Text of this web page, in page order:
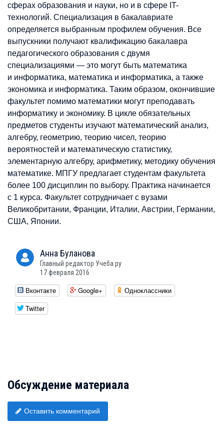
сферах образования и науки, но и в сфере IT-
технологий. Специализация в бакалавриате
определяется выбранным профилем обучения. Все
выпускники получают квалификацию бакалавра
педагогического образования с двумя
специализациями — это могут быть математика
и информатика, математика и информатика, а также
экономика и информатика. Таким образом, окончившие
факультет помимо математики могут преподавать
информатику и экономику. В цикле обязательных
предметов студенты изучают математический анализ,
алгебру, геометрию, теорию чисел, теорию
вероятностей и математическую статистику,
элементарную алгебру, арифметику, методику обучения
математике. МПГУ предлагает студентам факультета
более 100 дисциплин по выбору. Практика начинается
с 1 курса. Факультет сотрудничает с вузами
Великобритании, Франции, Италии, Австрии, Германии,
США, Японии.
Анна Буланова
Главный редактор Учеба.ру
17 февраля 2016
Вконтакте Google+
Одноклассники
Twitter
Обсуждение материала
Оставить комментарий